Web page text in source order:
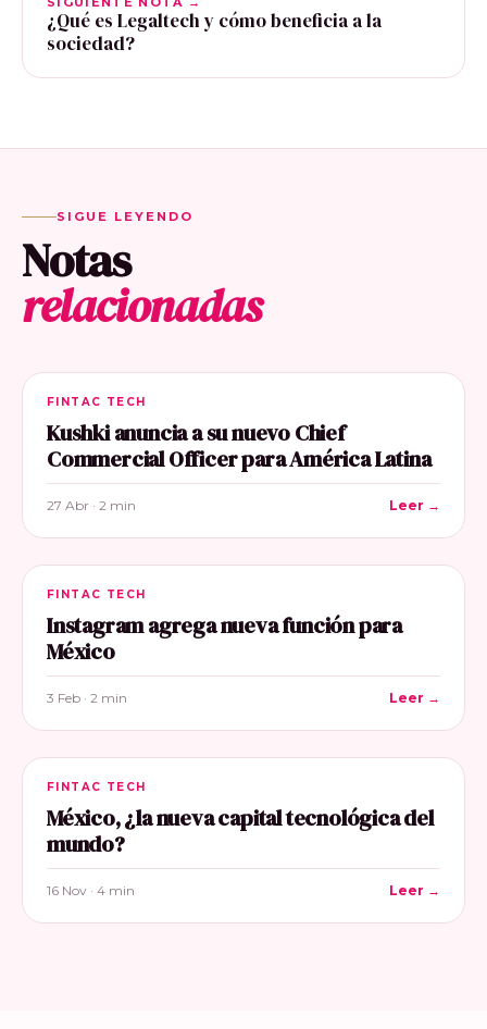
¿Qué es Legaltech y cómo beneficia a la
sociedad?
SIGUE LEYENDO
Notas
relacionadas
FINTAC TECH
Kushki anuncia a su nuevo Chief
Commercial Officer para América Latina
27 Abr · 2 min Leer →
FINTAC TECH
Instagram agrega nueva función para
México
3 Feb · 2 min Leer →
FINTAC TECH
México, ¿la nueva capital tecnológica del
mundo?
16 Nov · 4 min Leer →